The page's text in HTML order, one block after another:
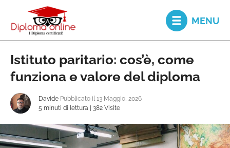
Diploma
online
Secondo
MENU
Istituto paritario: cos’è, come
funziona e valore del diploma
Davide Pubblicato il 13 Maggio, 2026
5 minuti di lettura
382 Visite